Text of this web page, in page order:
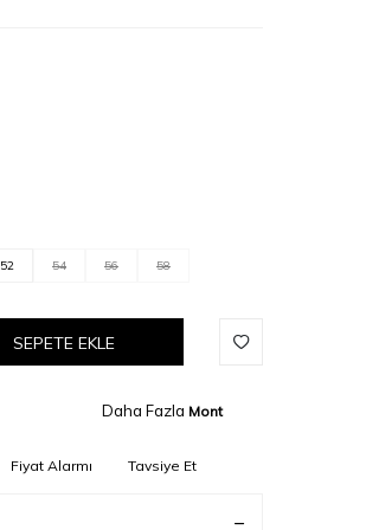
52 54 56 58
SEPETE EKLE
Daha Fazla Mont
Fiyat Alarmı Tavsiye Et